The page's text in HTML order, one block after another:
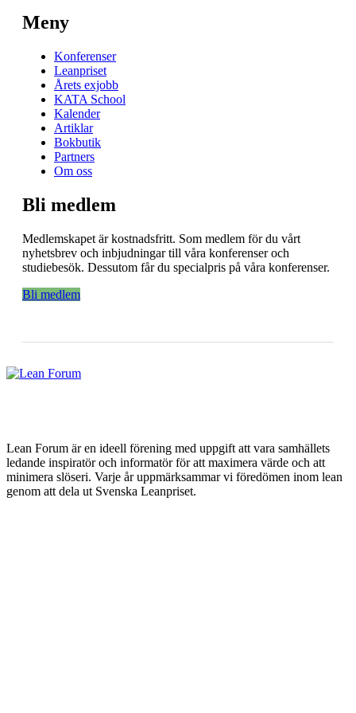
Meny
Konferenser
Leanpriset
Årets exjobb
KATA School
Kalender
Artiklar
Bokbutik
Partners
Om oss
Bli medlem
Medlemskapet är kostnadsfritt. Som medlem för du vårt
nyhetsbrev och inbjudningar till våra konferenser och
studiebesök. Dessutom får du specialpris på våra konferenser.
Bli medlem
Lean Forum är en ideell förening med uppgift att vara samhällets
ledande inspiratör och informatör för att maximera värde och att
minimera slöseri. Varje år uppmärksammar vi föredömen inom lean
genom att dela ut Svenska Leanpriset.